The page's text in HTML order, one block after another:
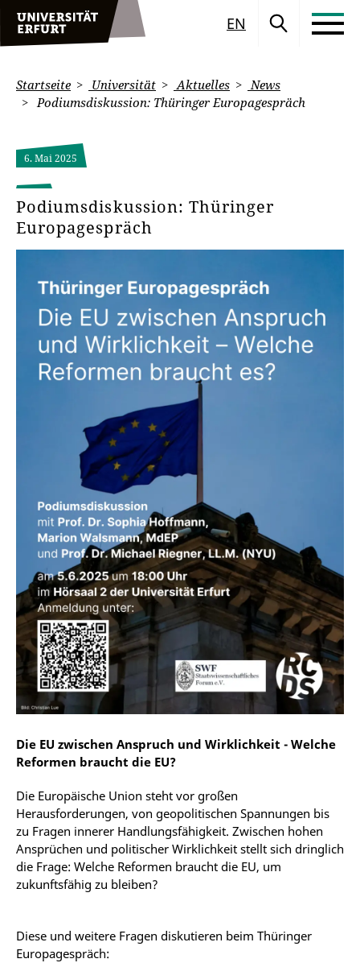
EN
Startseite Universität Aktuelles
News
Podiumsdiskussion: Thüringer Europagespräch
6. Mai 2025
Podiumsdiskussion: Thüringer
Europagespräch
Die EU zwischen Anspruch und Wirklichkeit - Welche
Reformen braucht die EU?
Die Europäische Union steht vor großen
Herausforderungen, von geopolitischen Spannungen bis
zu Fragen innerer Handlungsfähigkeit. Zwischen hohen
Ansprüchen und politischer Wirklichkeit stellt sich dringlich
die Frage: Welche Reformen braucht die EU, um
zukunftsfähig zu bleiben?
Diese und weitere Fragen diskutieren beim Thüringer
Europagespräch: